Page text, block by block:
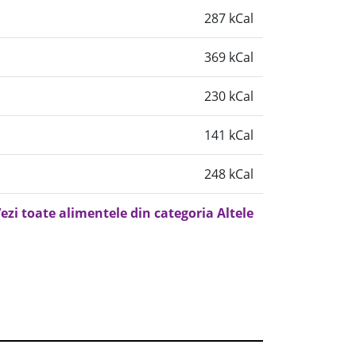
287 kCal
369 kCal
230 kCal
141 kCal
248 kCal
toate alimentele din categoria Altele